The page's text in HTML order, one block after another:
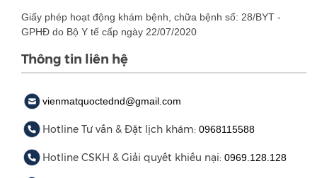
Giấy phép hoạt động khám bệnh, chữa bệnh số: 28/BYT -
GPHĐ do Bộ Y tế cấp ngày 22/07/2020
Thông tin liên hệ
vienmatquoctednd@gmail.com
Hotline Tư vấn & Đặt lịch khám: 0968115588
Hotline CSKH & Giải quyết khiếu nại: 0969.128.128